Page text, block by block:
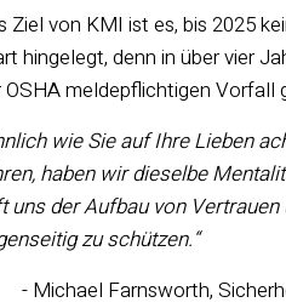
Ziel von KMI ist es, bis 2025
hingelegt, denn in über vier
OSHA meldepflichtigen Vorfall
wie Sie auf Ihre Lieben
haben wir dieselbe
uns der Aufbau von
zu schützen.“
- Michael Farnsworth,